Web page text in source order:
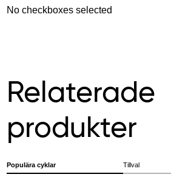
No checkboxes selected
Relaterade
produkter
Populära cyklar Tillval